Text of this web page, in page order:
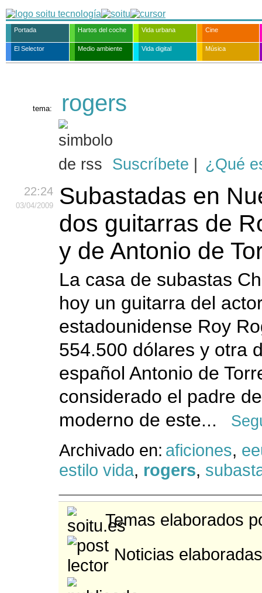
Portada Hartos del coche Vida urbana Cine
El Selector Medio ambiente Vida digital Música
tema: rogers
Suscríbete ¿Qué
22:24
03/04/2009
Subastadas en
dos guitarras de
y de Antonio de
La casa de subastas
hoy un guitarra del
estadounidense Roy
554.500 dólares y otra
español Antonio de
considerado el padre
moderno de este...
Archivado en: aficiones,
estilo vida, rogers,
Temas elaborados
Noticias